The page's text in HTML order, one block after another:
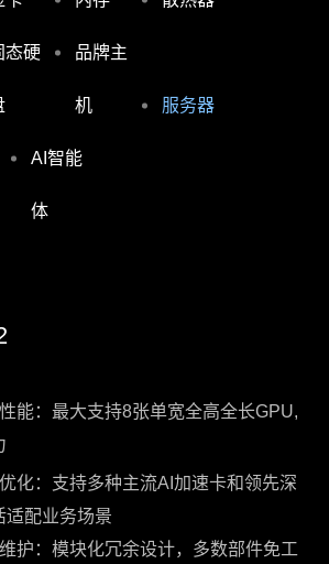
态硬 品牌主
机 服务器
AI智能
体
能：最大支持8张单宽全高全长GPU,
化：支持多种主流AI加速卡和领先深
适配业务场景
护：模块化冗余设计，多数部件免工